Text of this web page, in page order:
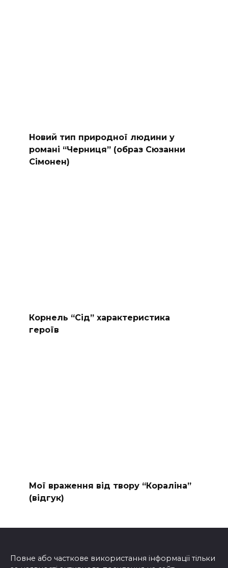
Новий тип природної людини у
романі “Черниця” (образ Сюзанни
Сімонен)
Корнель “Сід” характеристика
героїв
Мої враження від твору “Кораліна”
(відгук)
Повне або часткове використання інформації тільки